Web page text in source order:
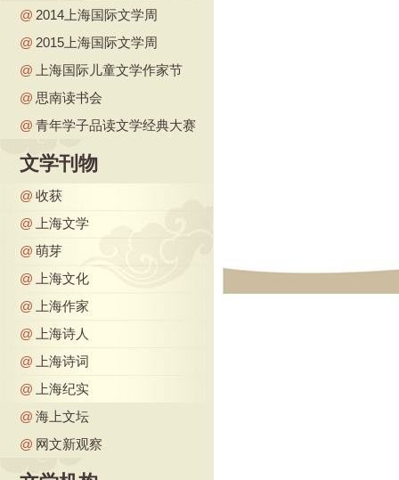
@ 2014上海国际文学周
@ 2015上海国际文学周
@
上海国际儿童文学作家节
@ 思南读书会
@ 青年学子品读文学经典大赛
文学刊物
@ 收获
@
上海文学
@ 萌芽
@
上海文化
@
上海作家
@
上海诗人
@
上海诗词
@
上海纪实
@ 海上文坛
@ 网文新观察